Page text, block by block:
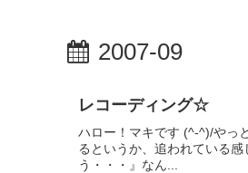
2007-09
レコーディング☆
ハロー！マキです (^-^)/やっ
るというか、追われている
う・・・』なん...